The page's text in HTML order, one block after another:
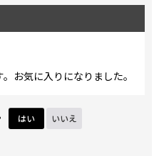
お気に入りになりました。
はい いいえ